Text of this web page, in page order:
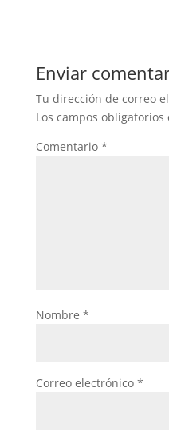
Enviar
Tu dirección de correo
Los campos
Comentario *
Nombre *
Correo electrónico *